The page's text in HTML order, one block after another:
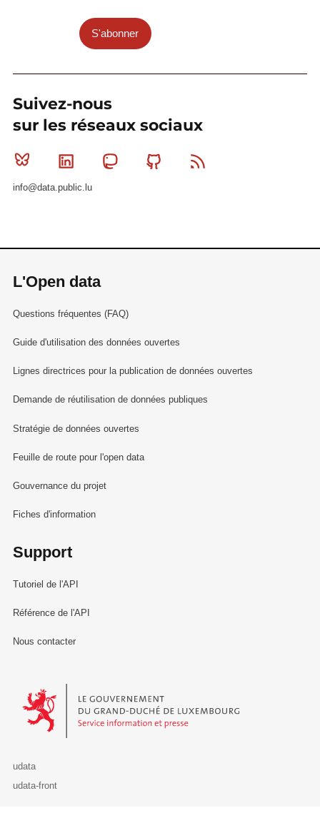
S'abonner
Suivez-nous
sur les réseaux sociaux
Bluesky Linkedin MastodonGithub
info@data.public.lu
L'Open data
Questions fréquentes (FAQ)
Guide d'utilisation des données ouvertes
Lignes directrices pour la publication de données ouvertes
Demande de réutilisation de données publiques
Stratégie de données ouvertes
Feuille de route pour l'open data
Gouvernance du projet
Fiches d'information
Support
Tutoriel de l'API
Référence de l'API
Nous contacter
Le Gouvernement du Grand-Duché de Luxembourg - Service
udata
udata-front